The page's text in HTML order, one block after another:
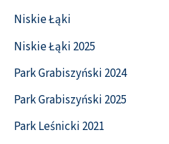
Niskie Łąki
Niskie Łąki 2025
Park Grabiszyński 2024
Park Grabiszyński 2025
Park Leśnicki 2021